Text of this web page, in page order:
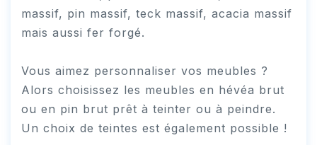
massif, pin massif, teck massif, acacia massif
mais aussi fer forgé.
Vous aimez personnaliser vos meubles ?
Alors choisissez les meubles en hévéa brut
ou en pin brut prêt à teinter ou à peindre.
Un choix de teintes est également possible !